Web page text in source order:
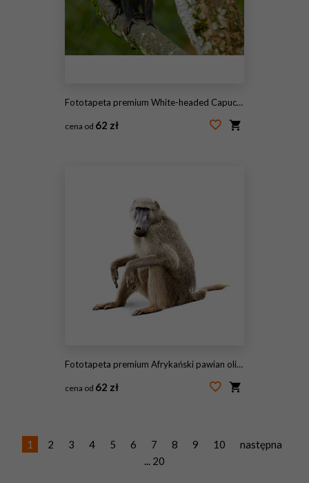
Fototapeta premium White-headed Capuchin, black monkey sitting on the tree branch in the dark tropic forest. Cebus capucinus in gree tropic vegetation. Animal in the nature habitat. Green wildlife of Costa Rica.
cena od 62 zł
Fototapeta premium Afrykański pawian oliwek - na białym tle
cena od 62 zł
1 2 3 4 5 6 7 8 9 10
następna
... 20